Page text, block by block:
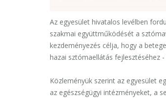
Az egyesület hivatalos levélben
szakmai együttműködését a
kezdeményezés célja, hogy a
hazai sztómaellátás fejlesztéséhez -
Közleményük szerint az egyesület
az egészségügyi intézményeket, a